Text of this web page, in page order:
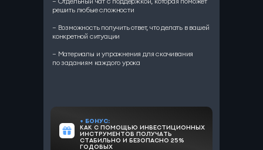
решить любые сложности
— Возможность получить ответ, что делать в вашей
конкретной ситуации
— Материалы и упражнения для скачивания
по заданиям каждого урока
+ Бонус:
Как с помощью инвестиционных
инструментов получать
стабильно и безопасно 25%
годовых